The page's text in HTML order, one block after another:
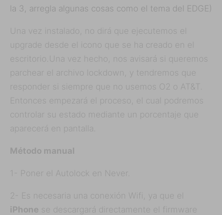
la 3, arregla algunas cosas como el tema del EDGE)
Una vez instalado, no dirá que ejecutemos el
upgrade desde el icono que se ha creado en el
escritorio.Una vez hecho, nos avisará si queremos
parchear el archivo lockdown, y tendremos que
responder si siempre que no usemos O2 o AT&T.
Entonces empezará el proceso, el cual podremos
controlar su estado mediante un porcentaje que
aparecerá en pantalla.
Método manual
1- Poner el Autolock en Never.
2- Es necesaria una conexión Wifi, ya que el
iPhone se descargará directamente el firmware